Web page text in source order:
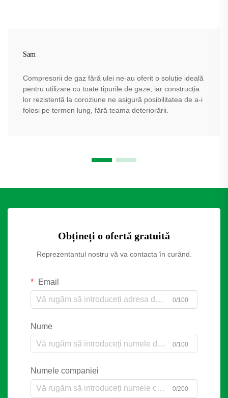
Sam
Compresorii de gaz fără ulei ne-au oferit o soluție ideală
pentru utilizare cu toate tipurile de gaze, iar construcția
lor rezistentă la coroziune ne asigură posibilitatea de a-i
folosi pe termen lung, fără teama deteriorării.
Obțineți o ofertă gratuită
Reprezentantul nostru vă va contacta în curând.
Email
0/100
Nume
0/100
Numele companiei
0/200